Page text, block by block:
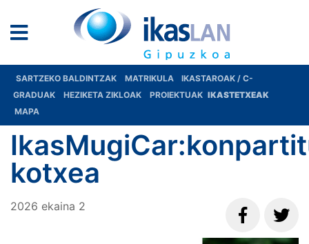
SARTZEKO BALDINTZAK MATRIKULA
IKASTAROAK / C-
GRADUAK
HEZIKETA ZIKLOAK PROIEKTUAK IKASTETXEAK
MAPA
kotxea
2026 ekaina 2